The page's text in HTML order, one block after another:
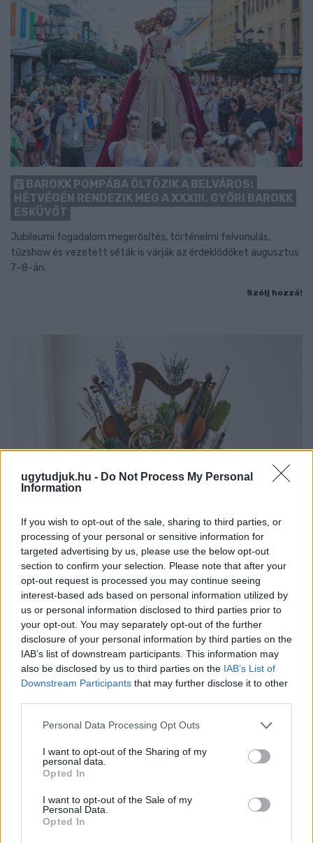
ugytudjuk.hu - Do Not Process My Personal
Information
If you wish to opt-out of the sale, sharing to third parties, or
processing of your personal or sensitive information for
targeted advertising by us, please use the below opt-out
section to confirm your selection. Please note that after your
opt-out request is processed you may continue seeing
interest-based ads based on personal information utilized by
us or personal information disclosed to third parties prior to
your opt-out. You may separately opt-out of the further
disclosure of your personal information by third parties on the
IAB’s list of downstream participants. This information may
also be disclosed by us to third parties on the IAB’s List of
Downstream Participants that may further disclose it to other
Please note that this website/app uses one or more Google
not limited to your visit or usage behaviour. You may click to
grant or deny consent to Google and its third-party tags to
use your data for below specified purposes in below Google
consent section.
Personal Data Processing Opt Outs
I want to opt-out of the Sharing of my
personal data.
Opted In
I want to opt-out of the Sale of my
Personal Data.
Opted In
BAROKK POMPÁBA ÖLTÖZIK A BELVÁROS:
HÉTVÉGÉN RENDEZIK MEG A XXXIII. GYŐRI BAROKK
ESKÜVŐT
Jubileumi fogadalom megerősítés, történelmi felvonulás,
tűzshow és vezetett séták is várják az érdeklődőket augusztus
7–8-án.
Szólj hozzá!
EXTRA: A VÁSÁRCSARNOKBAN NYITJA ÚJ ÉVADÁT
A GYŐRI FILHARMONIKUS ZENEKAR
A „Zenélő piac” című különleges koncerttel szeptember 7-én
rendhagyó helyszínen találkozhat a közönség a klasszikus
zenével.
Szólj hozzá!